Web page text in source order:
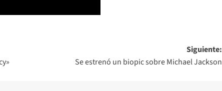
Siguiente:
Se estrenó un biopic sobre Michael Jackson